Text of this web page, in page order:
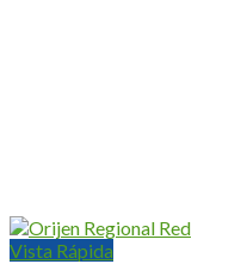
Vista Rápida